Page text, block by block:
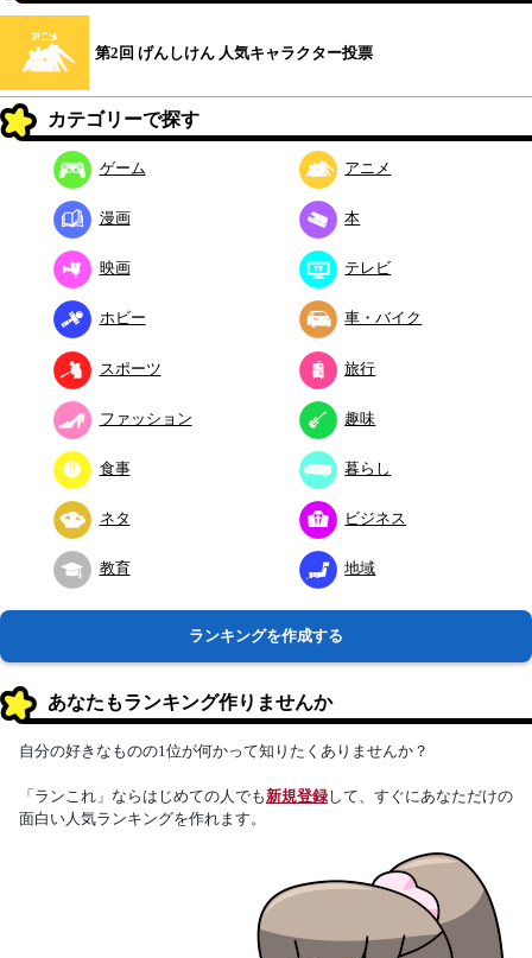
第2回 げんしけん 人気キャラクター投票
カテゴリーで探す
ゲーム アニメ
漫画 本
映画 テレビ
ホビー 車・バイク
スポーツ 旅行
ファッション 趣味
食事 暮らし
ネタ ビジネス
教育 地域
ランキングを作成する
あなたもランキング作りませんか
自分の好きなものの1位が何かって知りたくありませんか？
「ランこれ」ならはじめての人でも新規登録して、すぐにあなただけの
面白い人気ランキングを作れます。